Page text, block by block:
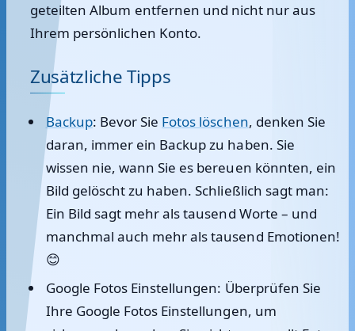
geteilten Album entfernen und nicht nur aus
Ihrem persönlichen Konto.
Zusätzliche Tipps
Backup: Bevor Sie Fotos löschen, denken Sie
daran, immer ein Backup zu haben. Sie
wissen nie, wann Sie es bereuen könnten, ein
Bild gelöscht zu haben. Schließlich sagt man:
Ein Bild sagt mehr als tausend Worte – und
manchmal auch mehr als tausend Emotionen!
😊
Google Fotos Einstellungen: Überprüfen Sie
Ihre Google Fotos Einstellungen, um